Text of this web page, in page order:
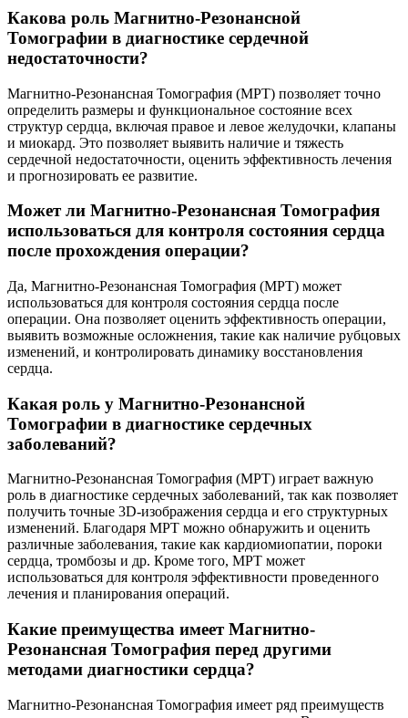
Какова роль Магнитно-Резонансной
Томографии в диагностике сердечной
недостаточности?
Магнитно-Резонансная Томография (МРТ) позволяет точно
определить размеры и функциональное состояние всех
структур сердца, включая правое и левое желудочки, клапаны
и миокард. Это позволяет выявить наличие и тяжесть
сердечной недостаточности, оценить эффективность лечения
и прогнозировать ее развитие.
Может ли Магнитно-Резонансная Томография
использоваться для контроля состояния сердца
после прохождения операции?
Да, Магнитно-Резонансная Томография (МРТ) может
использоваться для контроля состояния сердца после
операции. Она позволяет оценить эффективность операции,
выявить возможные осложнения, такие как наличие рубцовых
изменений, и контролировать динамику восстановления
сердца.
Какая роль у Магнитно-Резонансной
Томографии в диагностике сердечных
заболеваний?
Магнитно-Резонансная Томография (МРТ) играет важную
роль в диагностике сердечных заболеваний, так как позволяет
получить точные 3D-изображения сердца и его структурных
изменений. Благодаря МРТ можно обнаружить и оценить
различные заболевания, такие как кардиомиопатии, пороки
сердца, тромбозы и др. Кроме того, МРТ может
использоваться для контроля эффективности проведенного
лечения и планирования операций.
Какие преимущества имеет Магнитно-
Резонансная Томография перед другими
методами диагностики сердца?
Магнитно-Резонансная Томография имеет ряд преимуществ